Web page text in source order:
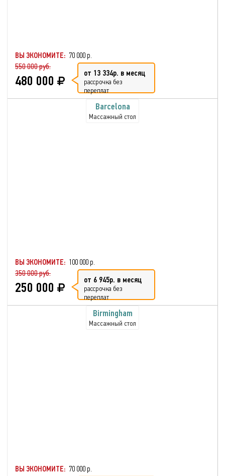
ВЫ ЭКОНОМИТЕ: 70 000 р.
550 000 руб.
480 000 от 13 334р. в месяц
рассрочка без
переплат
Barcelona
Массажный стол
ВЫ ЭКОНОМИТЕ: 100 000 р.
350 000 руб.
250 000 от 6 945р. в месяц
рассрочка без
переплат
Birmingham
Массажный стол
ВЫ ЭКОНОМИТЕ: 70 000 р.